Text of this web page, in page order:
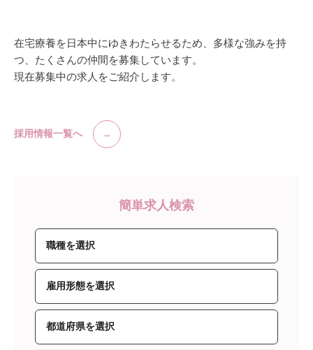
在宅療養を日本中にゆきわたらせるため、多様な強みを持
つ、たくさんの仲間を募集しています。
現在募集中の求人をご紹介します。
採用情報一覧へ
簡単求人検索